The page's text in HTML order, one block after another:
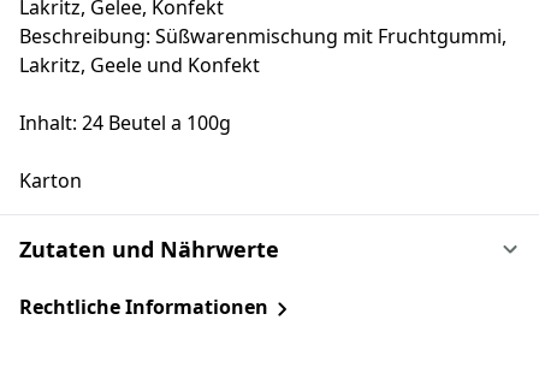
Lakritz, Gelee, Konfekt
Beschreibung: Süßwarenmischung mit Fruchtgummi,
Lakritz, Geele und Konfekt
Inhalt: 24 Beutel a 100g
Karton
Zutaten und Nährwerte
Rechtliche Informationen